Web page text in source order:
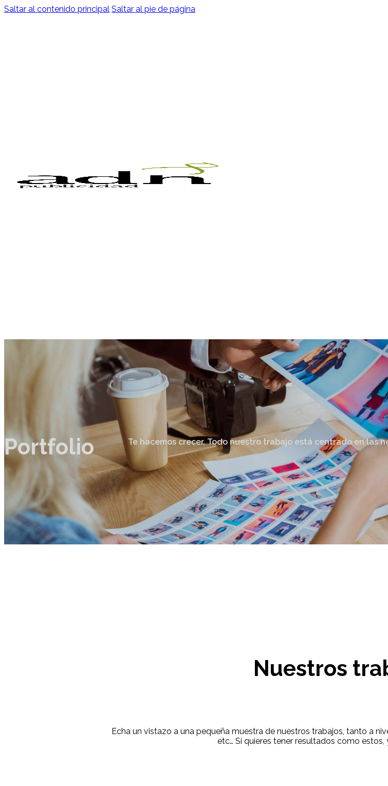
Saltar al contenido principal Saltar al pie de página
Portfolio Te hacemos crecer. Todo nuestro trabajo está centrado en las
Nuestros
Echa un vistazo a una pequeña muestra de nuestros trabajos, tanto a
etc… Si quieres tener resultados como